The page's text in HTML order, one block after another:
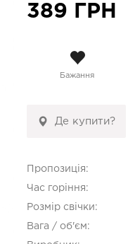
389 ГРН
Бажання
Де купити?
Пропозиція:
Час горіння:
Розмір свічки:
Вага / об'єм: